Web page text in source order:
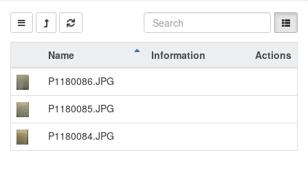
Name Information
Actions
P1180086.JPG
P1180085.JPG
P1180084.JPG